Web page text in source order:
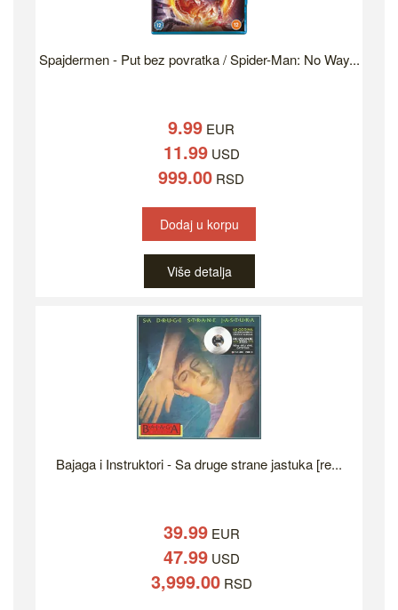
Spajdermen - Put bez povratka / Spider-Man: No Way...
9.99 EUR
11.99USD
999.00 RSD
Dodaj u korpu
Više detalja
Bajaga i Instruktori - Sa druge strane jastuka [re...
39.99EUR
47.99USD
3,999.00RSD